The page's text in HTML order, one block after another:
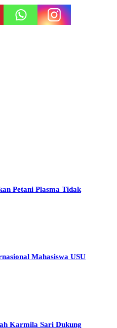
Petani Plasma Tidak
Mahasiswa USU
Karmila Sari Dukung